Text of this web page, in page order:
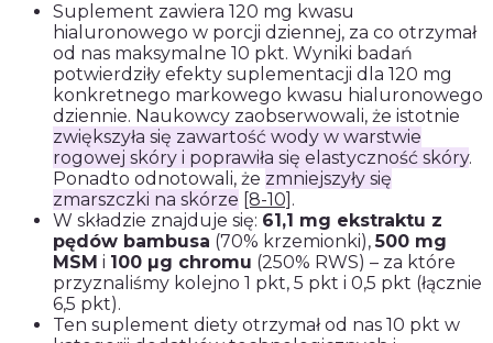
Suplement zawiera 120 mg kwasu
hialuronowego w porcji dziennej, za co otrzymał
od nas maksymalne 10 pkt. Wyniki badań
potwierdziły efekty suplementacji dla 120 mg
konkretnego markowego kwasu hialuronowego
dziennie. Naukowcy zaobserwowali, że istotnie
zwiększyła się zawartość wody w warstwie
rogowej skóry i poprawiła się elastyczność skóry.
Ponadto odnotowali, że zmniejszyły się
zmarszczki na skórze [8-10] .
W składzie znajduje się: 61,1 mg ekstraktu z
pędów bambusa (70% krzemionki),500 mg
MSM i 100 µg chromu (250% RWS) – za które
przyznaliśmy kolejno 1 pkt, 5 pkt i 0,5 pkt (łącznie
6,5 pkt).
Ten suplement diety otrzymał od nas 10 pkt w